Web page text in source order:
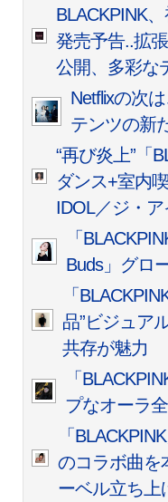
BLACKPINK
発売予告..拡
公開、多彩な
Netflixの次
テンツの新
“再び炎上”「
ダンス+室内
IDOL／ジ・
「
Buds」グロ
「
品”ビジュア
共存が魅力
「
プなオーラ
「
のコラボ曲
ーベル立ち上